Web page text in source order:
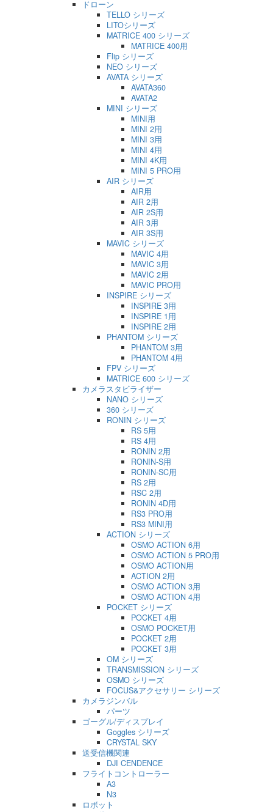
ドローン
TELLO シリーズ
LITOシリーズ
MATRICE 400 シリーズ
MATRICE 400用
Flip シリーズ
NEO シリーズ
AVATA シリーズ
AVATA360
AVATA2
MINI シリーズ
MINI用
MINI 2用
MINI 3用
MINI 4用
MINI 4K用
MINI 5 PRO用
AIR シリーズ
AIR用
AIR 2用
AIR 2S用
AIR 3用
AIR 3S用
MAVIC シリーズ
MAVIC 4用
MAVIC 3用
MAVIC 2用
MAVIC PRO用
INSPIRE シリーズ
INSPIRE 3用
INSPIRE 1用
INSPIRE 2用
PHANTOM シリーズ
PHANTOM 3用
PHANTOM 4用
FPV シリーズ
MATRICE 600 シリーズ
カメラスタビライザー
NANO シリーズ
360 シリーズ
RONIN シリーズ
RS 5用
RS 4用
RONIN 2用
RONIN-S用
RONIN-SC用
RS 2用
RSC 2用
RONIN 4D用
RS3 PRO用
RS3 MINI用
ACTION シリーズ
OSMO ACTION 6用
OSMO ACTION 5 PRO用
OSMO ACTION用
ACTION 2用
OSMO ACTION 3用
OSMO ACTION 4用
POCKET シリーズ
POCKET 4用
OSMO POCKET用
POCKET 2用
POCKET 3用
OM シリーズ
TRANSMISSION シリーズ
OSMO シリーズ
FOCUS&アクセサリー シリーズ
カメラジンバル
パーツ
ゴーグル/ディスプレイ
Goggles シリーズ
CRYSTAL SKY
送受信機関連
DJI CENDENCE
フライトコントローラー
A3
N3
ロボット